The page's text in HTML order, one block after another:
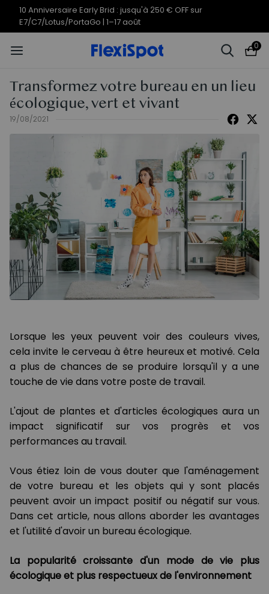
Offres du 10e anniversaire | C7
Morpher dès 579,99 €
Termine en 09j
0
Transformez votre bureau en un lieu
écologique, vert et vivant
19/08/2021
Lorsque les yeux peuvent voir des couleurs vives,
cela invite le cerveau à être heureux et motivé. Cela
a plus de chances de se produire lorsqu'il y a une
touche de vie dans votre poste de travail.
L'ajout de plantes et d'articles écologiques aura un
impact significatif sur vos progrès et vos
performances au travail.
Vous étiez loin de vous douter que l'aménagement
de votre bureau et les objets qui y sont placés
peuvent avoir un impact positif ou négatif sur vous.
Dans cet article, nous allons aborder les avantages
et l'utilité d'avoir un bureau écologique.
La popularité croissante d'un mode de vie plus
écologique et plus respectueux de l'environnement